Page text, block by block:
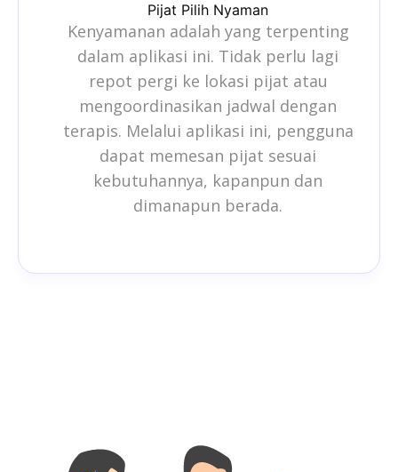
Pijat Pilih Nyaman
Kenyamanan adalah yang terpenting
dalam aplikasi ini. Tidak perlu lagi
repot pergi ke lokasi pijat atau
mengoordinasikan jadwal dengan
terapis. Melalui aplikasi ini, pengguna
dapat memesan pijat sesuai
kebutuhannya, kapanpun dan
dimanapun berada.